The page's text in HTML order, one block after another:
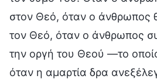
στον Θεό, όταν ο άνθρωπος
τον Θεό, όταν ο άνθρωπος
την οργή του Θεού —το
όταν η αμαρτία δρα